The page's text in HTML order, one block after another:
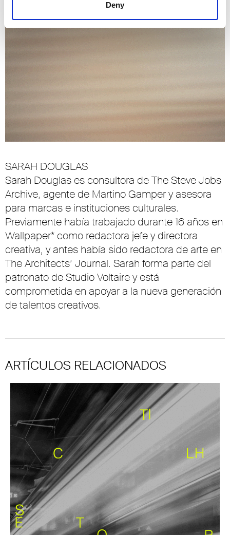
Deny
SARAH DOUGLAS
Sarah Douglas es consultora de The Steve Jobs
Archive, agente de Martino Gamper y asesora
para marcas e instituciones culturales.
Previamente había trabajado durante 16 años en
Wallpaper* como redactora jefe y directora
creativa, y antes había sido redactora de arte en
The Architects’ Journal. Sarah forma parte del
patronato de Studio Voltaire y está
comprometida en apoyar a la nueva generación
de talentos creativos.
ARTÍCULOS RELACIONADOS